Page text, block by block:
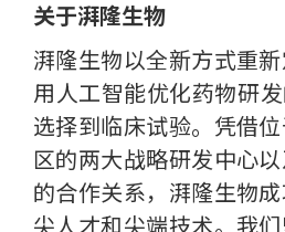
关于湃隆生物
湃隆生物以全新方式重
用人工智能优化药物研
选择到临床试验。凭借
区的两大战略研发中心
的合作关系，湃隆生物
尖人才和尖端技术。我